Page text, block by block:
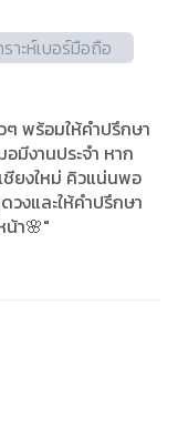
ราะห์เบอร์มือถือ
พร้อมให้คำปรึกษา
งานประจำ หาก
ชียงใหม่ คิวแน่นพอ
งและให้คำปรึกษา
น้า🌸"